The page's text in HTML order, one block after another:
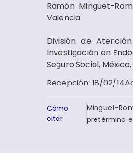
Ramón Minguet-
Valencia
División de
Investigación en
Seguro Social, México,
Recepción: 18/02/14
Cómo
citar
Minguet-
pretérmino